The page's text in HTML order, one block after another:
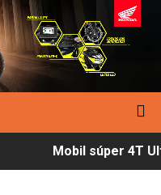
Mobil súper 4T